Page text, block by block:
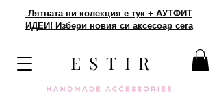
Лятната ни колекция е тук + АУТФИТ
ИДЕИ! Избери новия си аксесоар сега
E S T I R